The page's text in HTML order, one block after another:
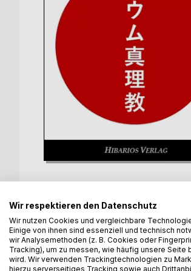
BESCHREIBUNG
Vor 25 Jahren erschütterten
Gesellschaft.
Wir respektieren den Datenschutz
Wir nutzen Cookies und vergleichbare
Einige von ihnen sind essenziell und technisch
wir Analysemethoden (z. B. Cookies oder
Tracking), um zu messen, wie häufig unsere
wird. Wir verwenden Trackingtechnologien zu
hierzu serverseitiges Tracking sowie auch